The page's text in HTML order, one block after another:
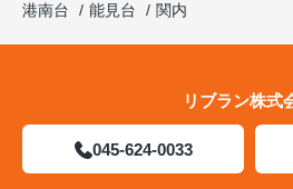
港南台
能見台 関内
リブラン株式
045-624-0033